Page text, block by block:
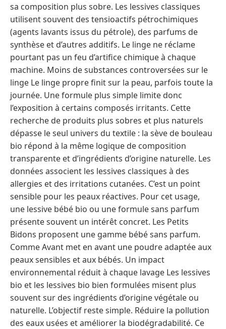
sa composition plus sobre. Les lessives classiques
utilisent souvent des tensioactifs pétrochimiques
(agents lavants issus du pétrole), des parfums de
synthèse et d’autres additifs. Le linge ne réclame
pourtant pas un feu d’artifice chimique à chaque
machine. Moins de substances controversées sur le
linge Le linge propre finit sur la peau, parfois toute la
journée. Une formule plus simple limite donc
l’exposition à certains composés irritants. Cette
recherche de produits plus sobres et plus naturels
dépasse le seul univers du textile : la sève de bouleau
bio répond à la même logique de composition
transparente et d’ingrédients d’origine naturelle. Les
données associent les lessives classiques à des
allergies et des irritations cutanées. C’est un point
sensible pour les peaux réactives. Pour cet usage,
une lessive bébé bio ou une formule sans parfum
présente souvent un intérêt concret. Les Petits
Bidons proposent une gamme bébé sans parfum.
Comme Avant met en avant une poudre adaptée aux
peaux sensibles et aux bébés. Un impact
environnemental réduit à chaque lavage Les lessives
bio et les lessives bio bien formulées misent plus
souvent sur des ingrédients d’origine végétale ou
naturelle. L’objectif reste simple. Réduire la pollution
des eaux usées et améliorer la biodégradabilité. Ce